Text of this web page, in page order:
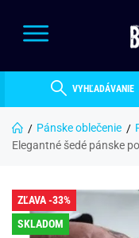
VYHĽADÁVANIE
Pánske oblečenie
Elegantné šedé pánske
ZĽAVA -33%
SKLADOM